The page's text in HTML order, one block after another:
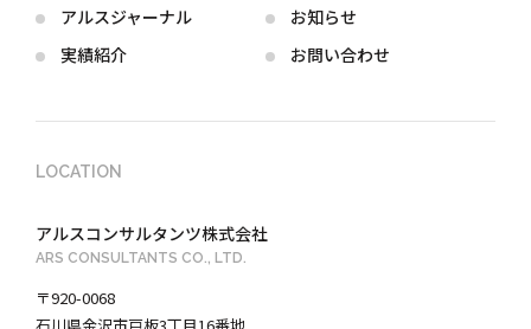
アルスジャーナル
実績紹介
お知らせ
お問い合わせ
LOCATION
アルスコンサルタンツ株式会社
ARS CONSULTANTS CO., LTD.
〒920-0068